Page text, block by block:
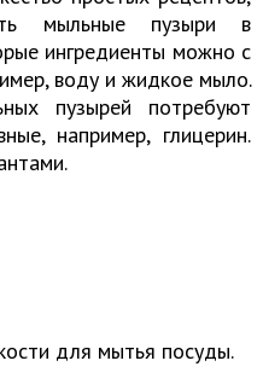
мыльные пузыри в
ингредиенты можно с
воду и жидкое мыло.
пузырей потребуют
например, глицерин.
для мытья посуды.